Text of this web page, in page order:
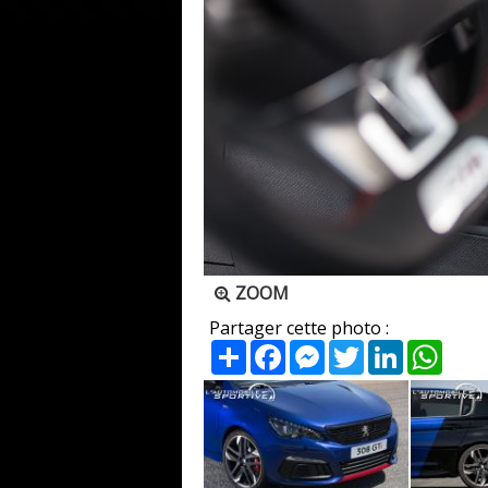
ZOOM
Partager cette photo :
PartagerFacebookMessenger
TwitterLinkedIn